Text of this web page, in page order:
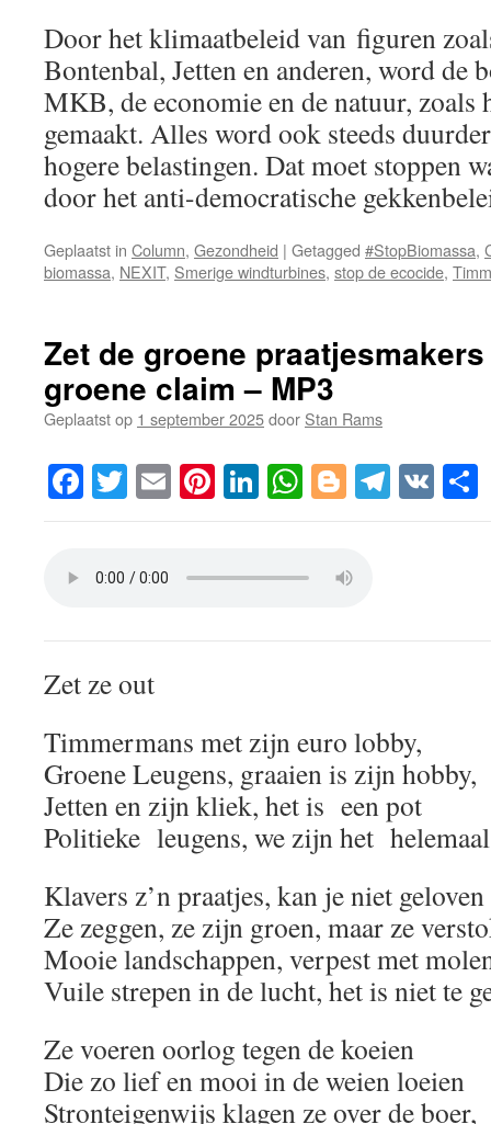
Door het klimaatbeleid van figuren
Bontenbal, Jetten en anderen, word de
MKB, de economie en de natuur, zoals
gemaakt. Alles word ook steeds
hogere belastingen. Dat moet stoppen
door het anti-democratische
Geplaatst in Column, Gezondheid | Getagged #StopBiomassa,
biomassa, NEXIT, Smerige windturbines, stop de ecocide,
Zet de groene
groene claim – MP3
Geplaatst op 1 september 2025door Stan Rams
Facebook
Twitter
EmailPinterest
LinkedIn
WhatsApp
BloggerVK
Zet ze out
Timmermans met zijn euro lobby,
Groene Leugens, graaien is zijn hobby,
Jetten en zijn kliek, het is een pot
Politieke leugens, we zijn het
Klavers z’n praatjes, kan je niet geloven
Ze zeggen, ze zijn groen, maar ze
Mooie landschappen, verpest met
Vuile strepen in de lucht, het is niet te
Ze voeren oorlog tegen de koeien
Die zo lief en mooi in de weien loeien
Stronteigenwijs klagen ze over de boer,